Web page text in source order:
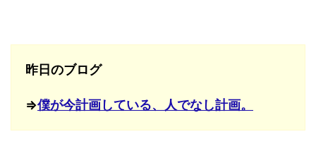
昨日のブログ
⇒僕が今計画している、人でなし計画。